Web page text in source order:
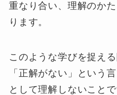
重なり合い、理解のか
ります。
このような学びを捉え
「正解がない」という
として理解しないこと